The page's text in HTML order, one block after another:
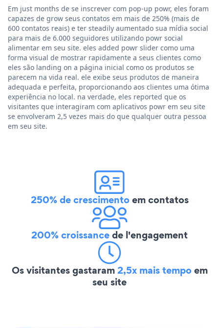
Em just months de se inscrever com pop-up powr, eles foram
capazes de grow seus contatos em mais de 250% (mais de
600 contatos reais) e ter steadily aumentado sua mídia social
para mais de 6.000 seguidores utilizando powr social
alimentar em seu site. eles added powr slider como uma
forma visual de mostrar rapidamente a seus clientes como
eles são landing on a página inicial como os produtos se
parecem na vida real. ele exibe seus produtos de maneira
adequada e perfeita, proporcionando aos clientes uma ótima
experiência no local. na verdade, eles reported que os
visitantes que interagiram com aplicativos powr em seu site
se envolveram 2,5 vezes mais do que qualquer outra pessoa
em seu site.
250% de crescimentoem contatos
200% croissancede l'engagement
Os visitantes gastaram2,5x mais tempoem
seu site